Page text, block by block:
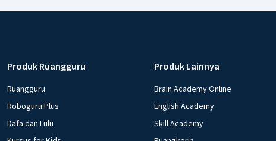
Produk Ruangguru
Ruangguru
Roboguru Plus
Dafa dan Lulu
Produk Lainnya
Brain Academy Online
English Academy
Skill Academy